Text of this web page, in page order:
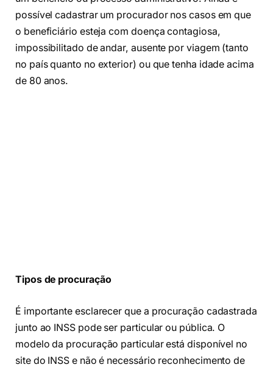
possível cadastrar um procurador nos casos em que
o beneficiário esteja com doença contagiosa,
impossibilitado de andar, ausente por viagem (tanto
no país quanto no exterior) ou que tenha idade acima
de 80 anos.
Tipos de procuração
É importante esclarecer que a procuração cadastrada
junto ao INSS pode ser particular ou pública. O
modelo da procuração particular está disponível no
site do INSS e não é necessário reconhecimento de